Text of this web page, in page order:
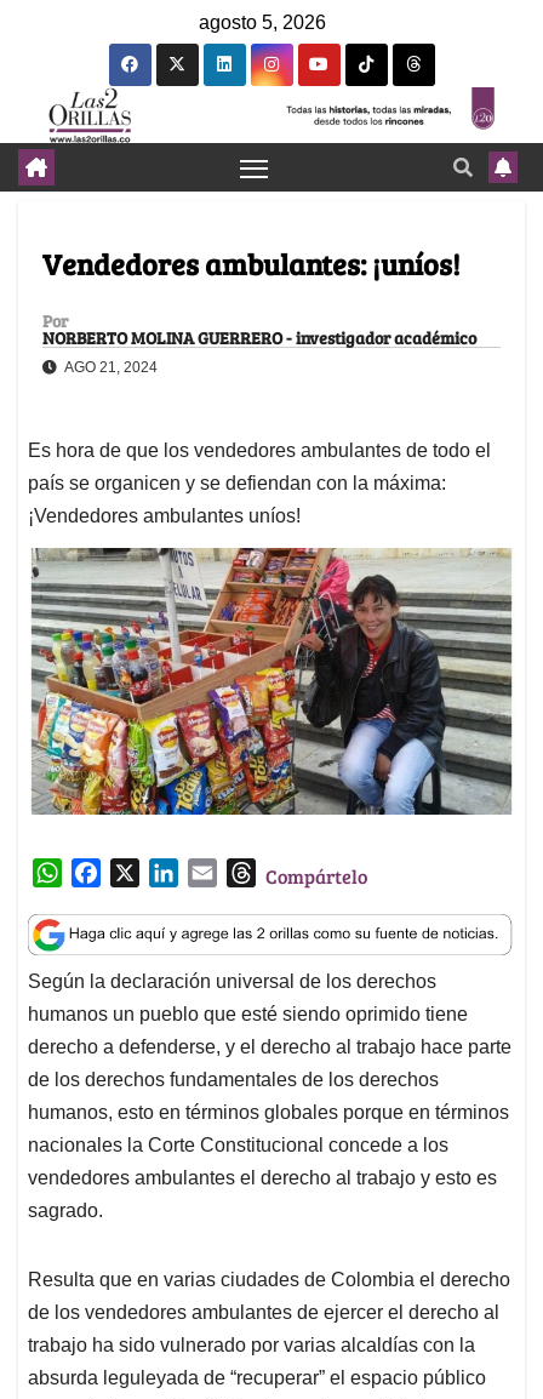
agosto 5, 2026
Vendedores ambulantes: ¡uníos!
Por
NORBERTO MOLINA GUERRERO - investigador académico
AGO 21, 2024
Es hora de que los vendedores ambulantes de todo el
país se organicen y se defiendan con la máxima:
¡Vendedores ambulantes uníos!
W
a
t
s
A
p
p
c
e
b
o
o
k
n
k
e
d
I
n
a
i
l
T
r
e
a
d
s
Compártelo
Según la declaración universal de los derechos
humanos un pueblo que esté siendo oprimido tiene
derecho a defenderse, y el derecho al trabajo hace parte
de los derechos fundamentales de los derechos
humanos, esto en términos globales porque en términos
nacionales la Corte Constitucional concede a los
vendedores ambulantes el derecho al trabajo y esto es
sagrado.
Resulta que en varias ciudades de Colombia el derecho
de los vendedores ambulantes de ejercer el derecho al
trabajo ha sido vulnerado por varias alcaldías con la
absurda leguleyada de “recuperar” el espacio público